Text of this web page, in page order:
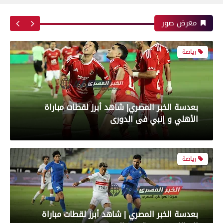
معرض صور
بيراميدز فى نهائى كأس مصر
رياضة
بعدسة الخبر المصري| شاهد أبرز لقطات مباراة
الأهلي و إنبي فى الدورى
رياضة
بعدسة الخبر المصري | شاهد أبرز لقطات مباراة